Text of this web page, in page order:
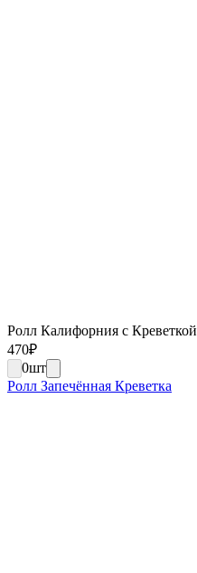
Ролл Калифорния с Креветкой
470₽
0шт
Ролл Запечённая Креветка